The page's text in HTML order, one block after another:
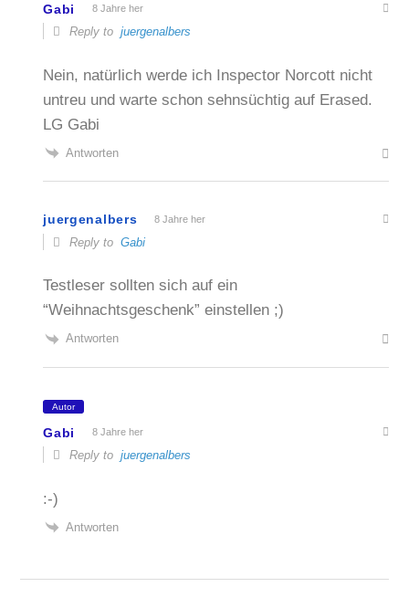
Gabi 8 Jahre her
Reply tojuergenalbers
Nein, natürlich werde ich Inspector Norcott nicht
untreu und warte schon sehnsüchtig auf Erased.
LG Gabi
Antworten
juergenalbers 8 Jahre her
Reply toGabi
Testleser sollten sich auf ein
“Weihnachtsgeschenk” einstellen ;)
Antworten
Autor
Gabi 8 Jahre her
Reply tojuergenalbers
:-)
Antworten